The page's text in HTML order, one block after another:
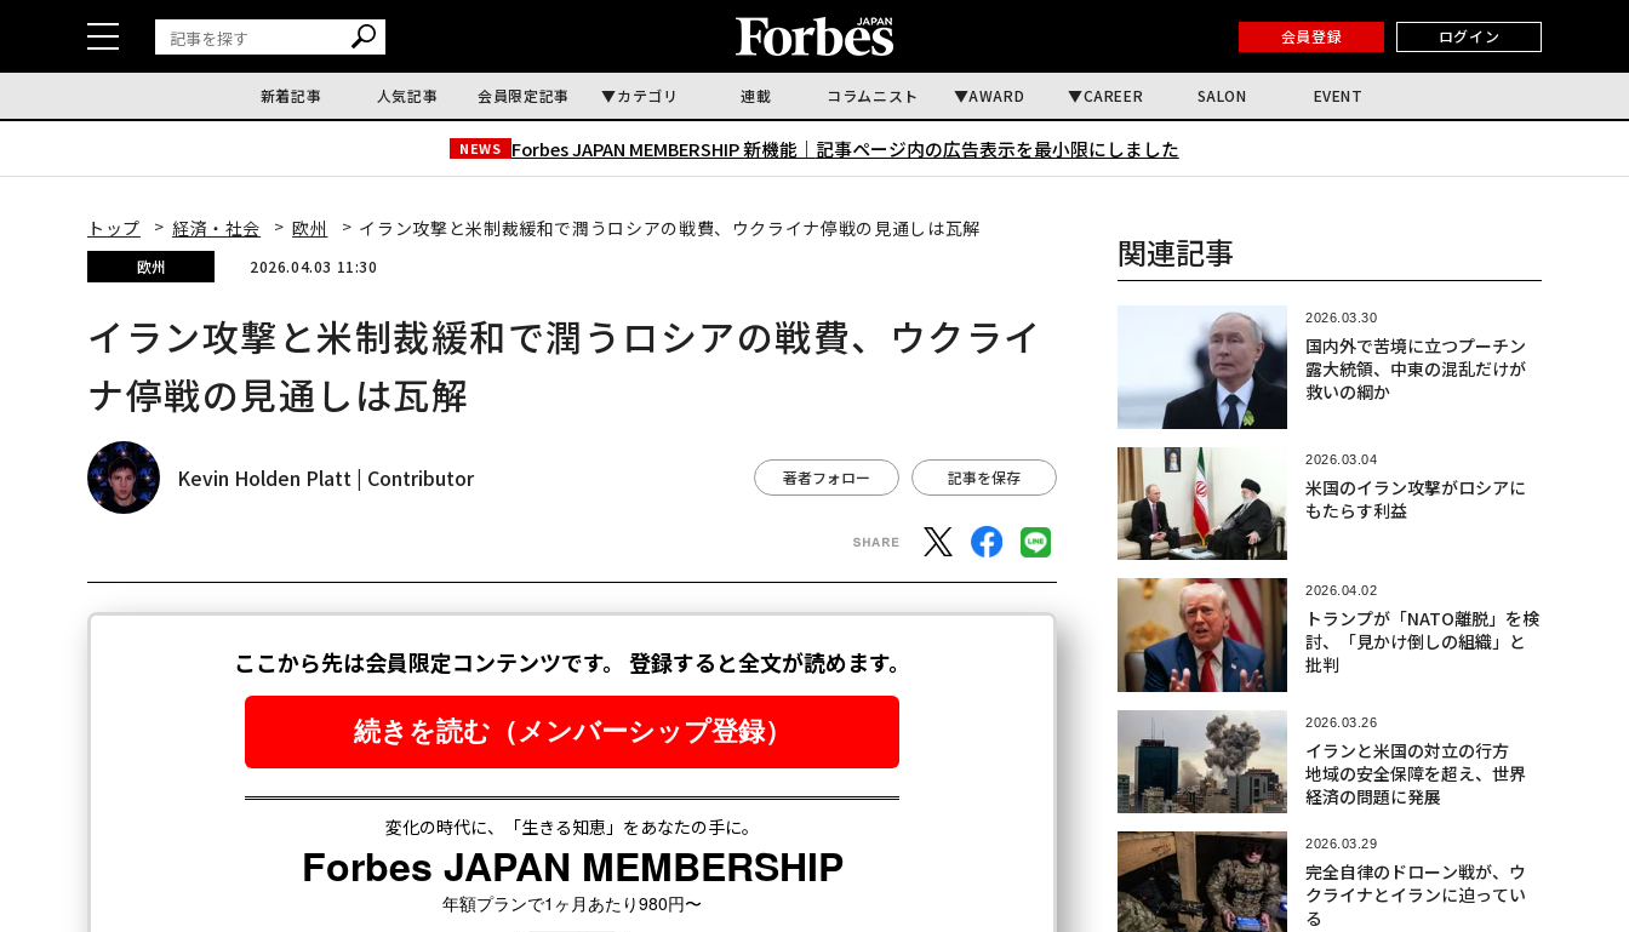
会員登録 ログイン
新着記事 人気記事 会員限定記事 カテゴリ 連載 コラムニスト AWARD CAREER SALON EVENT
NEWS Forbes JAPAN MEMBERSHIP 新機能｜ 記事ページ内の広告表示を最小限にしました
トップ 経済・社会 欧州 イラン攻撃と米制裁緩和で潤うロシアの戦費、ウクライナ停戦の見通しは瓦解
欧州 2026.04.03 11:30
イラン攻撃と米制裁緩和で潤うロシアの戦費、ウクライ
ナ停戦の見通しは瓦解
Kevin Holden Platt | Contributor 著者フォロー 記事を保存
関連記事
2026.03.30
国内外で苦境に立つプーチン
露大統領、中東の混乱だけが
救いの綱か
2026.03.04
米国のイラン攻撃がロシアに
もたらす利益
2026.04.02
トランプが「NATO離脱」を検
討、「見かけ倒しの組織」と
批判
2026.03.26
イランと米国の対立の行方
地域の安全保障を超え、世界
経済の問題に発展
2026.03.29
完全自律のドローン戦が、ウ
クライナとイランに迫ってい
る